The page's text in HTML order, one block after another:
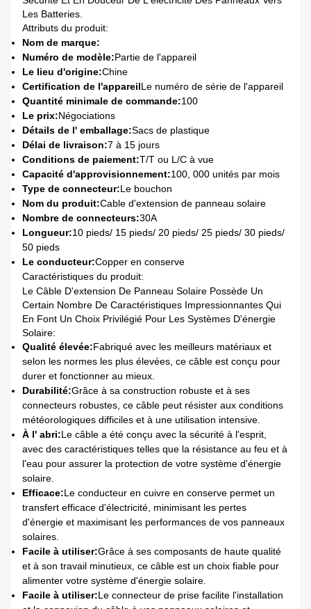
Les Batteries.
Attributs du produit:
Nom de marque:
Numéro de modèle:Partie de l'appareil
Le lieu d'origine:Chine
Certification de l'appareilLe numéro de série de l'appareil
Quantité minimale de commande:100
Le prix:Négociations
Détails de l' emballage:Sacs de plastique
Délai de livraison:7 à 15 jours
Conditions de paiement:T/T ou L/C à vue
Capacité d'approvisionnement:100, 000 unités par mois
Type de connecteur:Le bouchon
Nom du produit:Cable d'extension de panneau solaire
Nombre de connecteurs:30A
Longueur:10 pieds/ 15 pieds/ 20 pieds/ 25 pieds/ 30 pieds/
50 pieds
Le conducteur:Copper en conserve
Caractéristiques du produit:
Le Câble D'extension De Panneau Solaire Possède Un
Certain Nombre De Caractéristiques Impressionnantes Qui
En Font Un Choix Privilégié Pour Les Systèmes D'énergie
Solaire:
Qualité élevée:Fabriqué avec les meilleurs matériaux et
selon les normes les plus élevées, ce câble est conçu pour
durer et fonctionner au mieux.
Durabilité:Grâce à sa construction robuste et à ses
connecteurs robustes, ce câble peut résister aux conditions
météorologiques difficiles et à une utilisation intensive.
À l' abri:Le câble a été conçu avec la sécurité à l'esprit,
avec des caractéristiques telles que la résistance au feu et à
l'eau pour assurer la protection de votre système d'énergie
solaire.
Efficace:Le conducteur en cuivre en conserve permet un
transfert efficace d'électricité, minimisant les pertes
d'énergie et maximisant les performances de vos panneaux
solaires.
Facile à utiliser:Grâce à ses composants de haute qualité
et à son travail minutieux, ce câble est un choix fiable pour
alimenter votre système d'énergie solaire.
Facile à utiliser:Le connecteur de prise facilite l'installation